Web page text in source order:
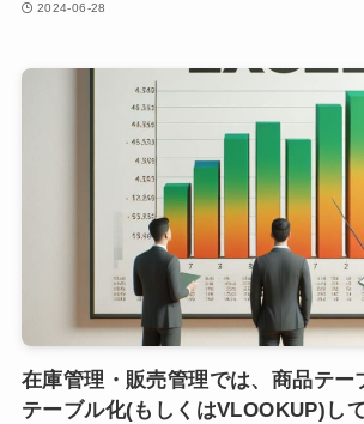
2024-06-28
在庫管理・販売管理では、商品テー
テーブル化(もしくはVLOOKUP)し